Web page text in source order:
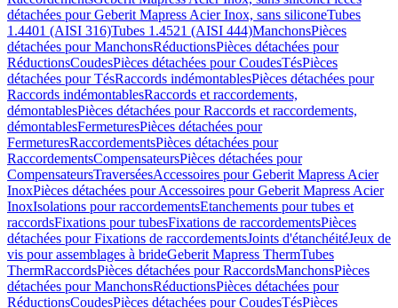
détachées pour Geberit Mapress Acier Inox, sans siliconeTubes
1.4401 (AISI 316)Tubes 1.4521 (AISI 444)ManchonsPièces
détachées pour ManchonsRéductionsPièces détachées pour
RéductionsCoudesPièces détachées pour CoudesTésPièces
détachées pour TésRaccords indémontablesPièces détachées pour
Raccords indémontablesRaccords et raccordements,
démontablesPièces détachées pour Raccords et raccordements,
démontablesFermeturesPièces détachées pour
FermeturesRaccordementsPièces détachées pour
RaccordementsCompensateursPièces détachées pour
CompensateursTraverséesAccessoires pour Geberit Mapress Acier
InoxPièces détachées pour Accessoires pour Geberit Mapress Acier
InoxIsolations pour raccordementsEtanchements pour tubes et
raccordsFixations pour tubesFixations de raccordementsPièces
détachées pour Fixations de raccordementsJoints d'étanchéitéJeux de
vis pour assemblages à brideGeberit Mapress ThermTubes
ThermRaccordsPièces détachées pour RaccordsManchonsPièces
détachées pour ManchonsRéductionsPièces détachées pour
RéductionsCoudesPièces détachées pour CoudesTésPièces